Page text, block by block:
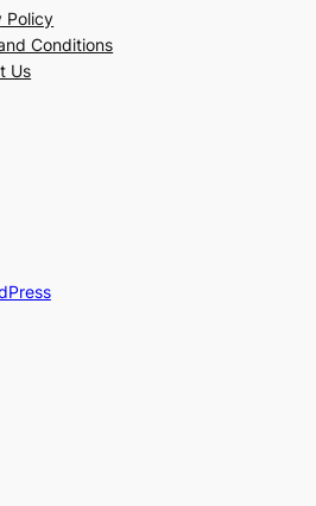
Policy
Conditions
Us